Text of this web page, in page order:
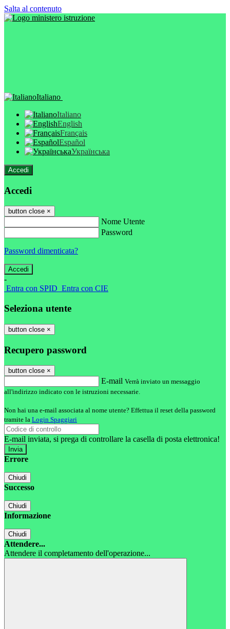
Salta al contenuto
Italiano
Italiano
English
Français
Español
Українська
Accedi
Accedi
button close ×
Nome Utente
Password
Password dimenticata?
-
Entra con SPID Entra con CIE
Seleziona utente
button close ×
Recupero password
button close ×
E-mail Verrà inviato un messaggio
all'indirizzo indicato con le istruzioni necessarie.
Non hai una e-mail associata al nome utente? Effettua il reset della password
tramite la Login Spaggiari
E-mail inviata, si prega di controllare la casella di posta elettronica!
Errore
Chiudi
Successo
Chiudi
Informazione
Chiudi
Attendere...
Attendere il completamento dell'operazione...